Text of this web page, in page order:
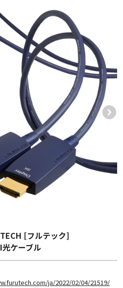
[フルテック]
ケーブル
ja/2022/02/04/21519/